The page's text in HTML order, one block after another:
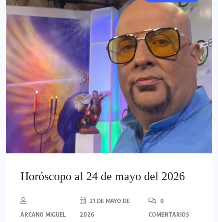
Horóscopo al 24 de mayo del 2026
ARCANO MIGUEL
21 DE MAYO DE
2026
0
COMENTARIOS